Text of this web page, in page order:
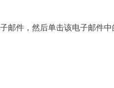
邮件，然后单击该电子邮件中